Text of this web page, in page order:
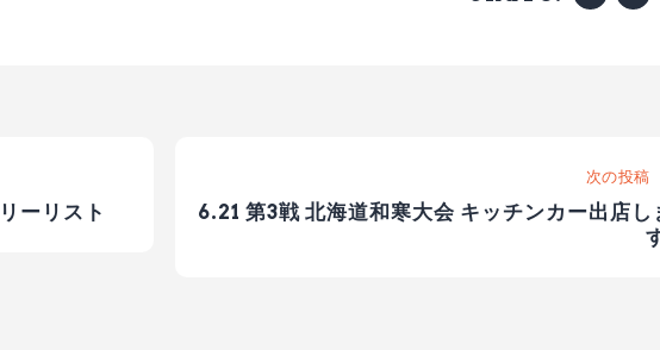
ーリスト
次の投稿
6.21 第3戦 北海道和寒大会 キッチンカー出店し